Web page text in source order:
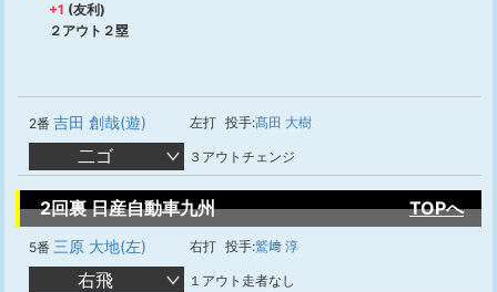
+1 (友利)
２アウト２塁
2番 吉田 創哉(遊) 左打 投手:髙田 大樹
二ゴ ３アウトチェンジ
2回裏 日産自動車九州 TOPへ
5番 三原 大地(左) 右打 投手:鷲﨑 淳
右飛 １アウト走者なし